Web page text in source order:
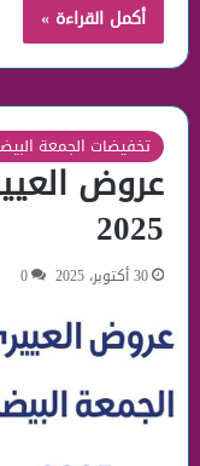
أكمل القراءة »
تخفيضات الجمعة
عروض
2025
30 أكتوبر، 2025 0